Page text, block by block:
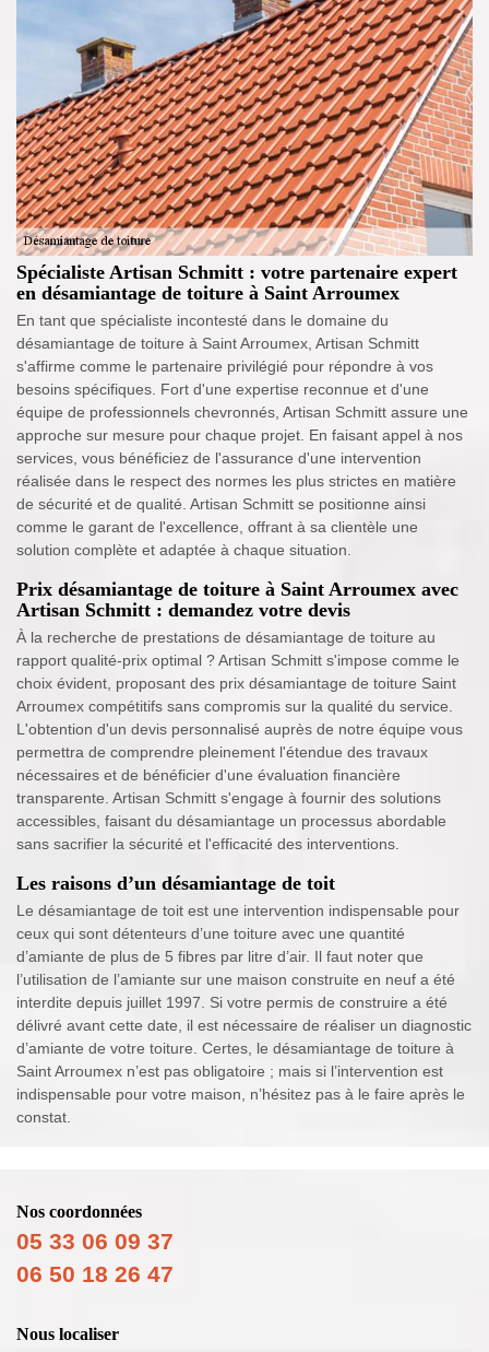
Spécialiste Artisan Schmitt : votre partenaire expert
en désamiantage de toiture à Saint Arroumex
En tant que spécialiste incontesté dans le domaine du
désamiantage de toiture à Saint Arroumex, Artisan Schmitt
s'affirme comme le partenaire privilégié pour répondre à vos
besoins spécifiques. Fort d'une expertise reconnue et d'une
équipe de professionnels chevronnés, Artisan Schmitt assure une
approche sur mesure pour chaque projet. En faisant appel à nos
services, vous bénéficiez de l'assurance d'une intervention
réalisée dans le respect des normes les plus strictes en matière
de sécurité et de qualité. Artisan Schmitt se positionne ainsi
comme le garant de l'excellence, offrant à sa clientèle une
solution complète et adaptée à chaque situation.
Prix désamiantage de toiture à Saint Arroumex avec
Artisan Schmitt : demandez votre devis
À la recherche de prestations de désamiantage de toiture au
rapport qualité-prix optimal ? Artisan Schmitt s'impose comme le
choix évident, proposant des prix désamiantage de toiture Saint
Arroumex compétitifs sans compromis sur la qualité du service.
L'obtention d'un devis personnalisé auprès de notre équipe vous
permettra de comprendre pleinement l'étendue des travaux
nécessaires et de bénéficier d'une évaluation financière
transparente. Artisan Schmitt s'engage à fournir des solutions
accessibles, faisant du désamiantage un processus abordable
sans sacrifier la sécurité et l'efficacité des interventions.
Les raisons d’un désamiantage de toit
Le désamiantage de toit est une intervention indispensable pour
ceux qui sont détenteurs d’une toiture avec une quantité
d’amiante de plus de 5 fibres par litre d’air. Il faut noter que
l’utilisation de l’amiante sur une maison construite en neuf a été
interdite depuis juillet 1997. Si votre permis de construire a été
délivré avant cette date, il est nécessaire de réaliser un diagnostic
d’amiante de votre toiture. Certes, le désamiantage de toiture à
Saint Arroumex n’est pas obligatoire ; mais si l’intervention est
indispensable pour votre maison, n’hésitez pas à le faire après le
constat.
Nos coordonnées
05 33 06 09 37
06 50 18 26 47
Nous localiser